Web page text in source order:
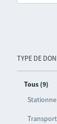
TYPE DE
Tous (9)